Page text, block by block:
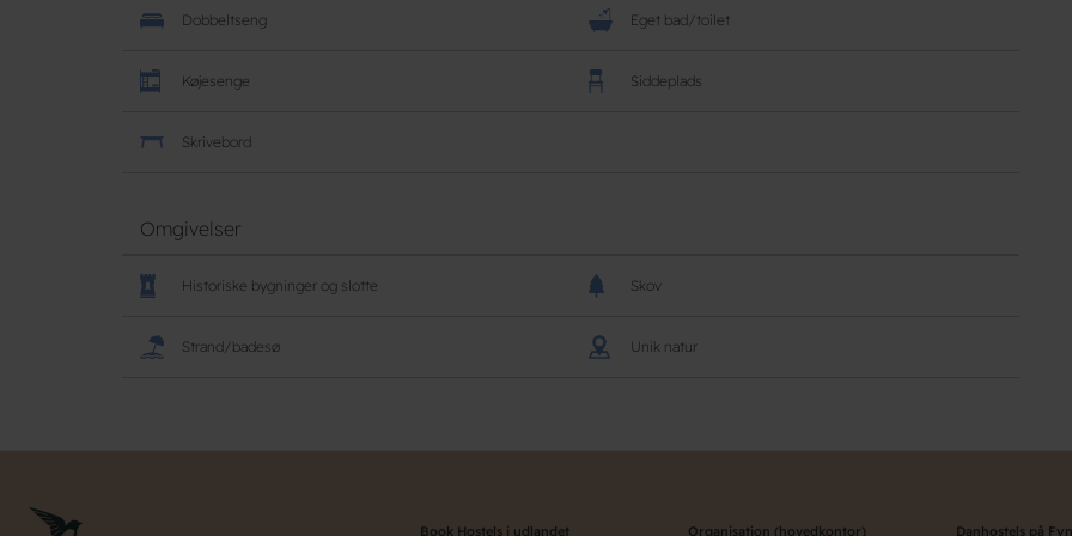
Dobbeltseng Eget bad/toilet
Køjesenge Siddeplads
Skrivebord
Omgivelser
Historiske bygninger og slotte Skov
Strand/badesø Unik natur
Book Hostels i udlandet Organisation (hovedkontor) Danhostels på Fyn